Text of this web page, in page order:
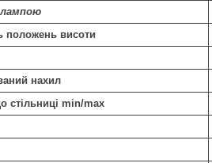
положень висоти
нахил
стільниці min/max